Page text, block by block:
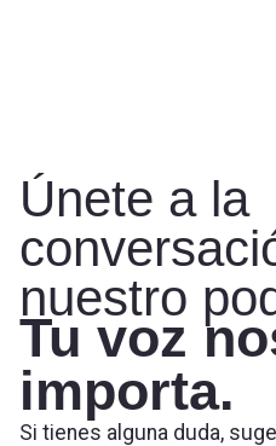
Únete a la
nuestro
Tu voz
importa.
Si tienes alguna duda,